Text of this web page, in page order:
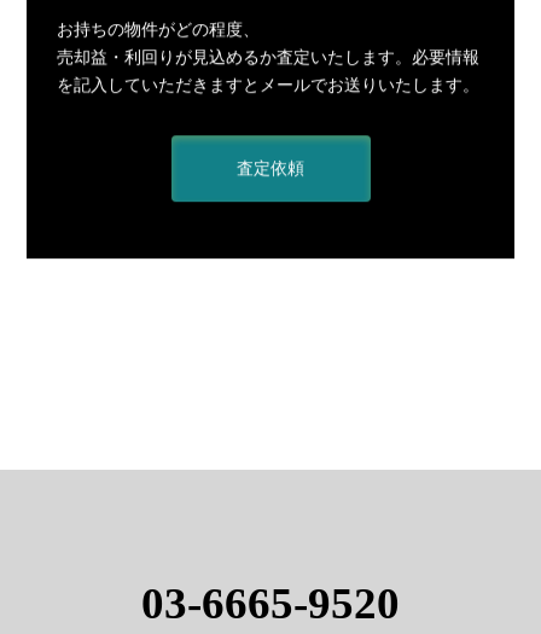
お持ちの物件がどの程度、
売却益・利回りが見込めるか査定いたします。必要情報
を記入していただきますとメールでお送りいたします。
査定依頼
03-6665-9520